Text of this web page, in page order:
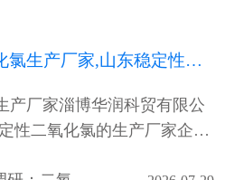
山东二氧化氯生产厂家,山东稳定性二氧化氯生产厂家,山东二氧化氯杀菌剂生产厂家
产厂家淄博华润科贸有限公
性二氧化氯的生产厂家企